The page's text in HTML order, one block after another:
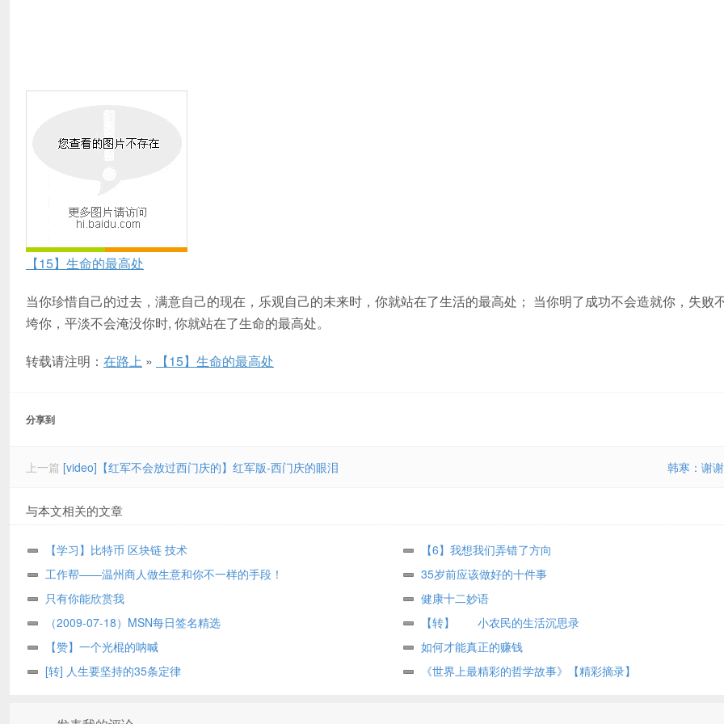
【15】生命的最高处
当你珍惜自己的过去，满意自己的现在，乐观自己的未来时，你就站在了生活的最高处； 当你明了成功不会造就你，失败
垮你，平淡不会淹没你时, 你就站在了生命的最高处。
转载请注明： 在路上 » 【15】生命的最高处
分享到
上一篇 [video]【红军不会放过西门庆的】红军版-西门庆的眼泪 韩寒：谢谢
与本文相关的文章
【学习】比特币 区块链 技术
【6】我想我们弄错了方向
工作帮——温州商人做生意和你不一样的手段！
35岁前应该做好的十件事
只有你能欣赏我
健康十二妙语
（2009-07-18）MSN每日签名精选
【转】 小农民的生活沉思录
【赞】一个光棍的呐喊
如何才能真正的赚钱
[转] 人生要坚持的35条定律
《世界上最精彩的哲学故事》【精彩摘录】